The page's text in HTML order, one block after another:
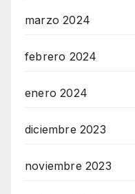
marzo 2024
febrero 2024
enero 2024
diciembre 2023
noviembre 2023